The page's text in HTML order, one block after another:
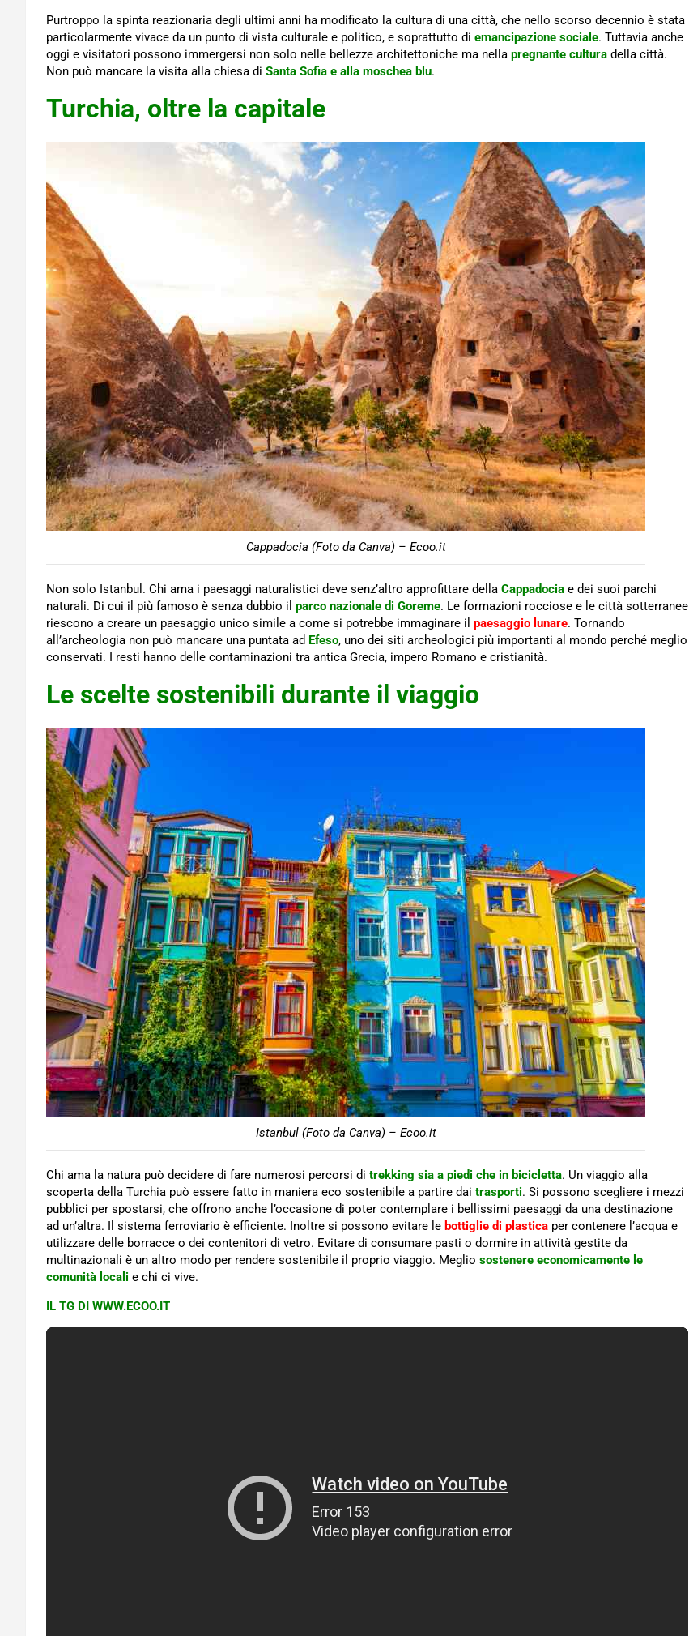
Purtroppo la spinta reazionaria degli ultimi anni ha modificato la cultura di una città, che nello scorso decennio è stata
particolarmente vivace da un punto di vista culturale e politico, e soprattutto di emancipazione sociale. Tuttavia anche
oggi e visitatori possono immergersi non solo nelle bellezze architettoniche ma nella pregnante cultura della città.
Non può mancare la visita alla chiesa di Santa Sofia e alla moschea blu.
Turchia, oltre la capitale
Cappadocia (Foto da Canva) – Ecoo.it
Non solo Istanbul. Chi ama i paesaggi naturalistici deve senz’altro approfittare della Cappadocia e dei suoi parchi
naturali. Di cui il più famoso è senza dubbio il parco nazionale di Goreme. Le formazioni rocciose e le città sotterranee
riescono a creare un paesaggio unico simile a come si potrebbe immaginare il paesaggio lunare. Tornando
all’archeologia non può mancare una puntata ad Efeso, uno dei siti archeologici più importanti al mondo perché meglio
conservati. I resti hanno delle contaminazioni tra antica Grecia, impero Romano e cristianità.
Le scelte sostenibili durante il viaggio
Istanbul (Foto da Canva) – Ecoo.it
Chi ama la natura può decidere di fare numerosi percorsi di trekking sia a piedi che in bicicletta. Un viaggio alla
scoperta della Turchia può essere fatto in maniera eco sostenibile a partire dai trasporti. Si possono scegliere i mezzi
pubblici per spostarsi, che offrono anche l’occasione di poter contemplare i bellissimi paesaggi da una destinazione
ad un’altra. Il sistema ferroviario è efficiente. Inoltre si possono evitare le bottiglie di plastica per contenere l’acqua e
utilizzare delle borracce o dei contenitori di vetro. Evitare di consumare pasti o dormire in attività gestite da
multinazionali è un altro modo per rendere sostenibile il proprio viaggio. Meglio sostenere economicamente le
comunità locali e chi ci vive.
IL TG DI WWW.ECOO.IT